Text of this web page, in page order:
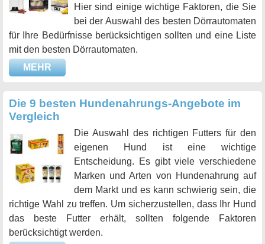
Hier sind einige wichtige Faktoren, die Sie
bei der Auswahl des besten Dörrautomaten
für Ihre Bedürfnisse berücksichtigen sollten und eine Liste
mit den besten Dörrautomaten.
MEHR
Die 9 besten Hundenahrungs-Angebote im
Vergleich
Die Auswahl des richtigen Futters für den
eigenen Hund ist eine wichtige
Entscheidung. Es gibt viele verschiedene
Marken und Arten von Hundenahrung auf
dem Markt und es kann schwierig sein, die
richtige Wahl zu treffen. Um sicherzustellen, dass Ihr Hund
das beste Futter erhält, sollten folgende Faktoren
berücksichtigt werden.